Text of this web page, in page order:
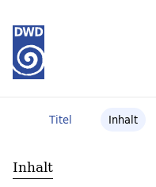
Titel Inhalt
Inhalt